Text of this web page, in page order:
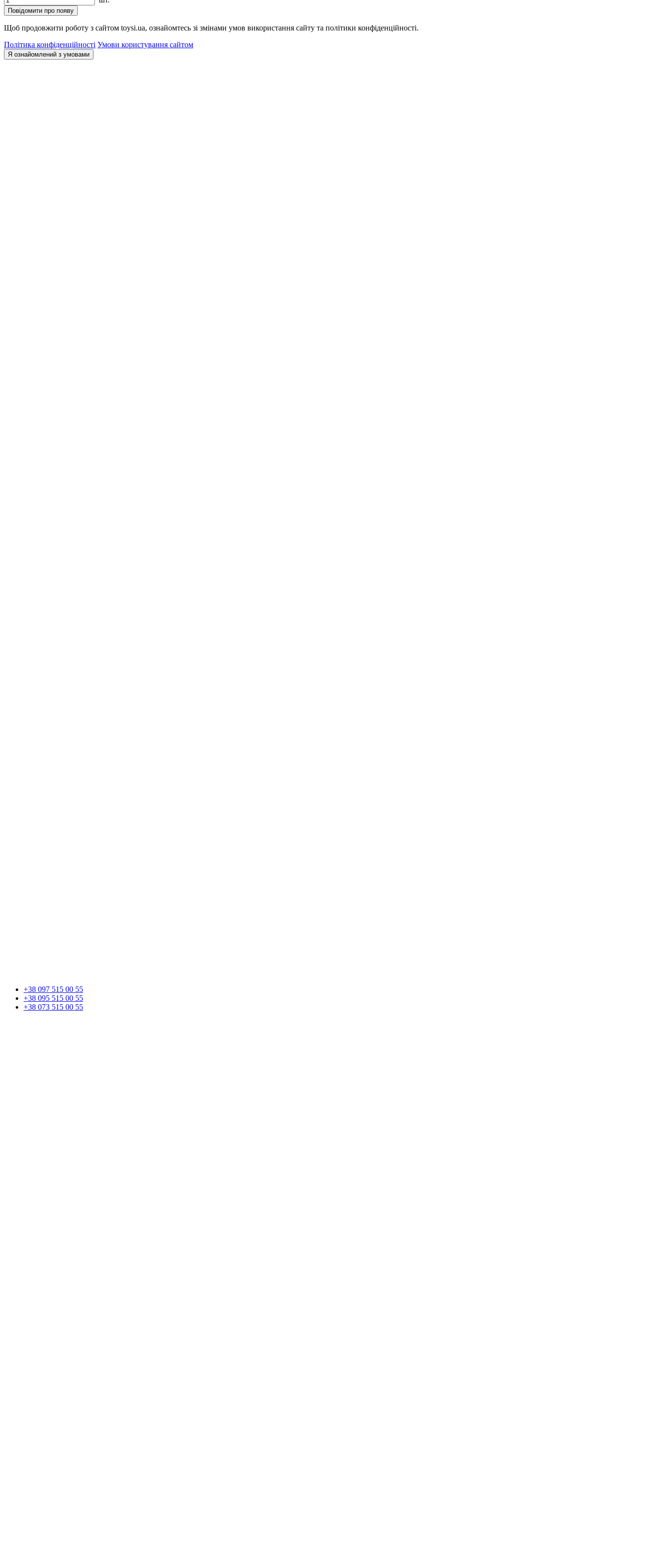
Повідомити про появу
Щоб продовжити роботу з сайтом toysi.ua, ознайомтесь зі змінами умов використання сайту та політики конфіденційності.
Політика конфіденційності Умови користування сайтом
Я ознайомлений з умовами
+38 097 515 00 55
+38 095 515 00 55
+38 073 515 00 55